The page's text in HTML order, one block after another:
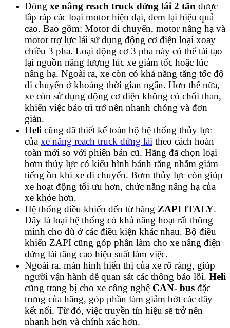
Dòng xe nâng reach truck đứng lái 2 tấn được
lắp ráp các loại motor hiện đại, đem lại hiệu quả
cao. Bao gồm: Motor di chuyển, motor nâng hạ và
motor trợ lực lái sử dụng động cơ điện loại xoay
chiều 3 pha. Loại động cơ 3 pha này có thể tái tạo
lại nguồn năng lượng lúc xe giảm tốc hoặc lúc
nâng hạ. Ngoài ra, xe còn có khả năng tăng tốc độ
di chuyển ở khoảng thời gian ngắn. Hơn thế nữa,
xe còn sử dụng động cơ điện không có chổi than,
khiến việc bảo trì trở nên nhanh chóng và đơn
giản.
Heli cũng đã thiết kế toàn bộ hệ thống thủy lực
của xe nâng reach truck đứng lái theo cách hoàn
toàn mới so với phiên bản cũ. Hãng đã chọn loại
bơm thủy lực có kiểu hình bánh răng nhằm giảm
tiếng ồn khi xe di chuyển. Bơm thủy lực còn giúp
xe hoạt động tối ưu hơn, chức năng nâng hạ của
xe khỏe hơn.
Hệ thống điều khiển đến từ hãng ZAPI ITALY.
Đây là loại hệ thống có khả năng hoạt rất thông
minh cho dù ở các điều kiện khác nhau. Bộ điều
khiển ZAPI cũng góp phần làm cho xe nâng điện
đứng lái tăng cao hiệu suất làm việc.
Ngoài ra, màn hình hiển thị của xe rõ ràng, giúp
người vận hành dễ quan sát các thông báo lỗi. Heli
cũng trang bị cho xe công nghệ CAN- bus đặc
trưng của hãng, góp phần làm giảm bớt các dây
kết nối. Từ đó, việc truyền tín hiệu sẽ trở nên
nhanh hơn và chính xác hơn.